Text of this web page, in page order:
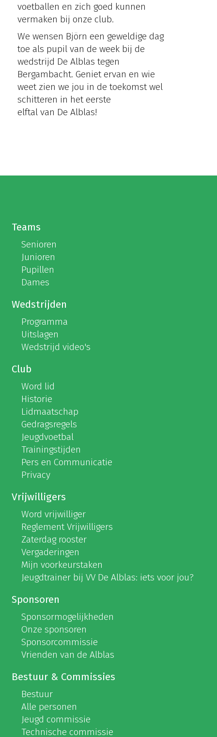
voetballen en zich goed kunnen
vermaken bij onze club.
We wensen Björn een geweldige dag
toe als pupil van de week bij de
wedstrijd De Alblas tegen
Bergambacht. Geniet ervan en wie
weet zien we jou in de toekomst wel
schitteren in het eerste
elftal van De Alblas!
Teams
Senioren
Junioren
Pupillen
Dames
Wedstrijden
Programma
Uitslagen
Wedstrijd video's
Club
Word lid
Historie
Lidmaatschap
Gedragsregels
Jeugdvoetbal
Trainingstijden
Pers en Communicatie
Privacy
Vrijwilligers
Word vrijwilliger
Reglement Vrijwilligers
Zaterdag rooster
Vergaderingen
Mijn voorkeurstaken
Jeugdtrainer bij VV De Alblas: iets voor jou?
Sponsoren
Sponsormogelijkheden
Onze sponsoren
Sponsorcommissie
Vrienden van de Alblas
Bestuur & Commissies
Bestuur
Alle personen
Jeugd commissie
Technische commissie